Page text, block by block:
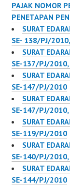
PAJAK NOMOR
PENETAPAN
SURAT
SE- 138/PJ/
SURAT
SE-137/PJ/
SURAT
SE-147/PJ/2010
SURAT
SE-147/PJ/
SURAT
SE-119/PJ/2010
SURAT
SE-140/PJ/
SURAT
SE-144/PJ/2010